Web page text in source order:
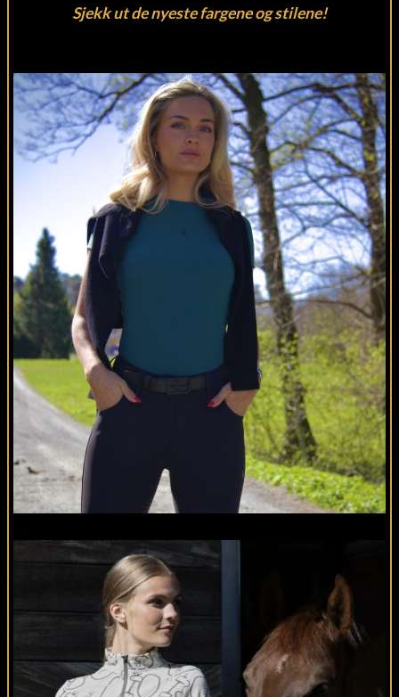
Sjekk ut de nyeste fargene og stilene!